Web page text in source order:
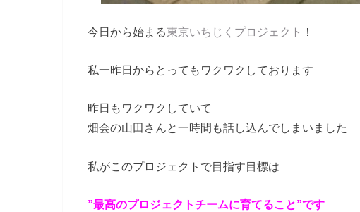
今日から始まる東京いちじくプロジェクト ！
私一昨日からとってもワクワクしております
昨日もワクワクしていて
畑会の山田さんと一時間も話し込んでしまいました
私がこのプロジェクトで目指す目標は
”最高のプロジェクトチームに育てること”です